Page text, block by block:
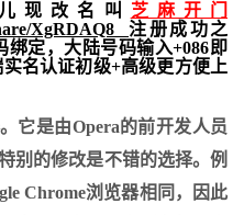
现改名叫 芝麻开门
XgRDAQ8 注册成功之
定，大陆号码输入+086即
名认证初级+高级更方便上
它是由Opera的前开发人员
别的修改是不错的选择。 例
Chrome浏览器相同，因此